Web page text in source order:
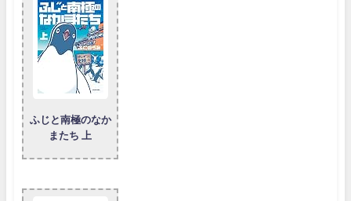
ふじと南極のなか
またち 上